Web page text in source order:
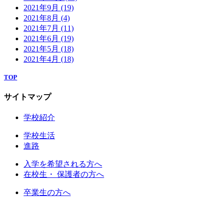
2021年9月 (19)
2021年8月 (4)
2021年7月 (11)
2021年6月 (19)
2021年5月 (18)
2021年4月 (18)
TOP
サイトマップ
学校紹介
学校生活
進路
入学を希望される方へ
在校生・ 保護者の方へ
卒業生の方へ